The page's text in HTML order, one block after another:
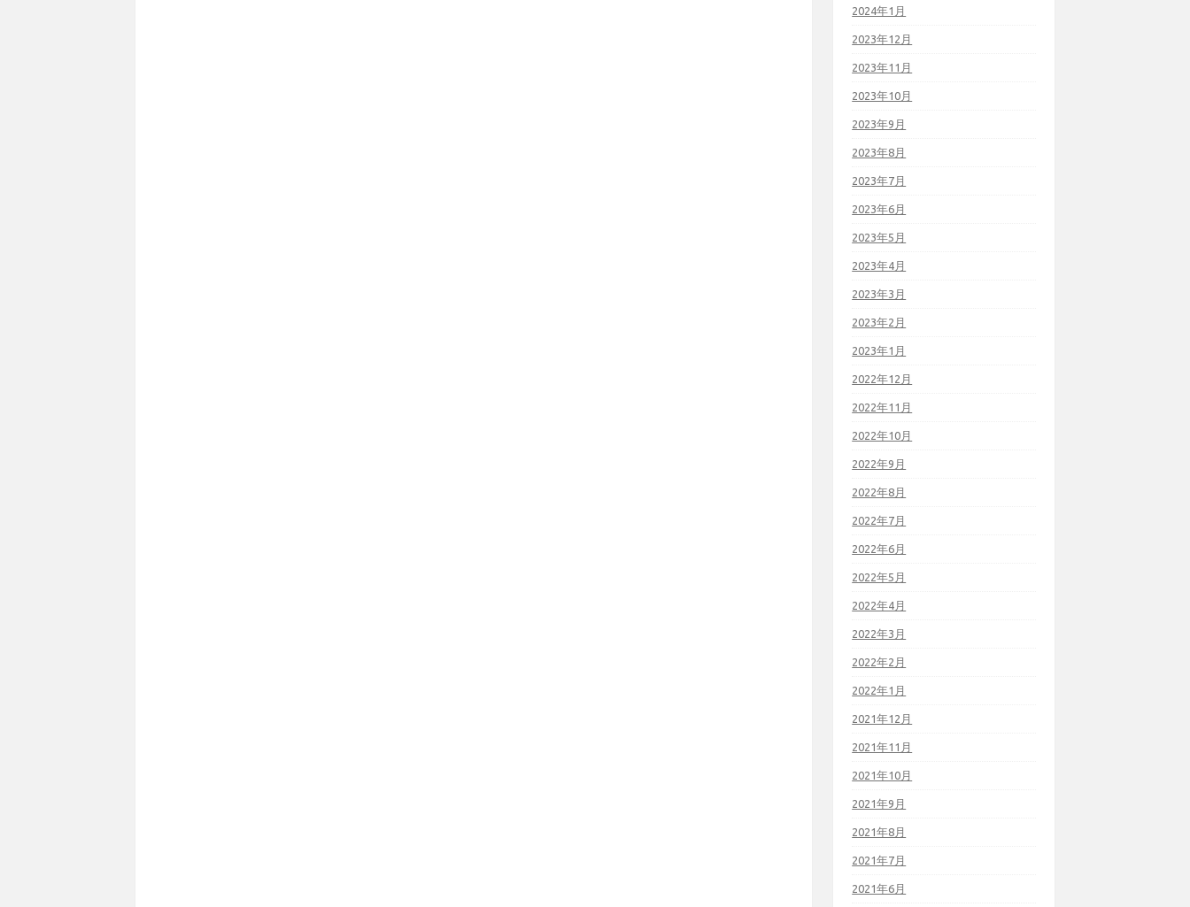
2024年1月
2023年12月
2023年11月
2023年10月
2023年9月
2023年8月
2023年7月
2023年6月
2023年5月
2023年4月
2023年3月
2023年2月
2023年1月
2022年12月
2022年11月
2022年10月
2022年9月
2022年8月
2022年7月
2022年6月
2022年5月
2022年4月
2022年3月
2022年2月
2022年1月
2021年12月
2021年11月
2021年10月
2021年9月
2021年8月
2021年7月
2021年6月